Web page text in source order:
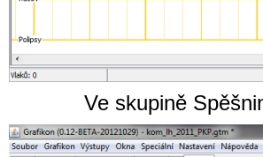
Ve skupině